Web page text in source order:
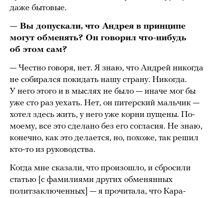
даже бытовые.
— Вы допускали, что Андрея в принципе
могут обменять? Он говорил что-нибудь
об этом сам?
— Честно говоря, нет. Я знаю, что Андрей никогда
не собирался покидать нашу страну. Никогда.
У него этого и в мыслях не было — иначе мог бы
уже сто раз уехать. Нет, он питерский мальчик —
хотел здесь жить, у него уже корни пущены. По-
моему, все это сделано без его согласия. Не знаю,
конечно, как это делается, но, похоже, так решил
кто-то из руководства.
Когда мне сказали, что произошло, и сбросили
статью [с фамилиями других обменянных
политзаключенных] — я прочитала, что Кара-